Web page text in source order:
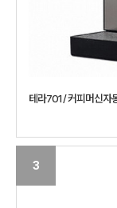
테라701 / 커피머신자
3